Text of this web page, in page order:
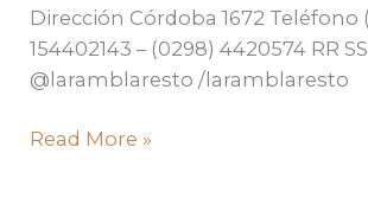
Dirección Córdoba 1672 Teléfono
154402143 – (0298) 4420574 RR SS
@laramblaresto /laramblaresto
Read More »